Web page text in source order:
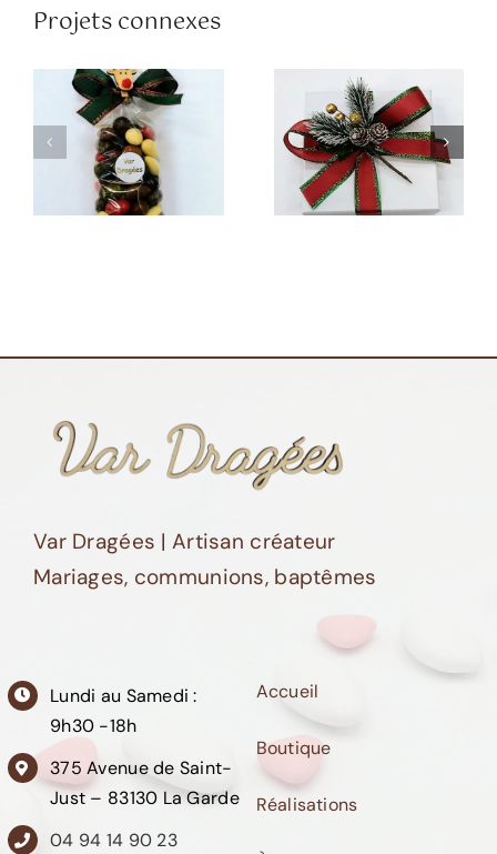
Projets connexes
de confiseries
Var Dragées | Artisan créateur
Mariages, communions, baptêmes
Lundi au Samedi :
9h30 -18h
375 Avenue de Saint-
Just – 83130 La Garde
04 94 14 90 23
Accueil
Boutique
Réalisations